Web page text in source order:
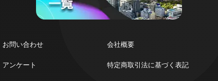
お問い合わせ
アンケート
会社概要
特定商取引法に基づく表記